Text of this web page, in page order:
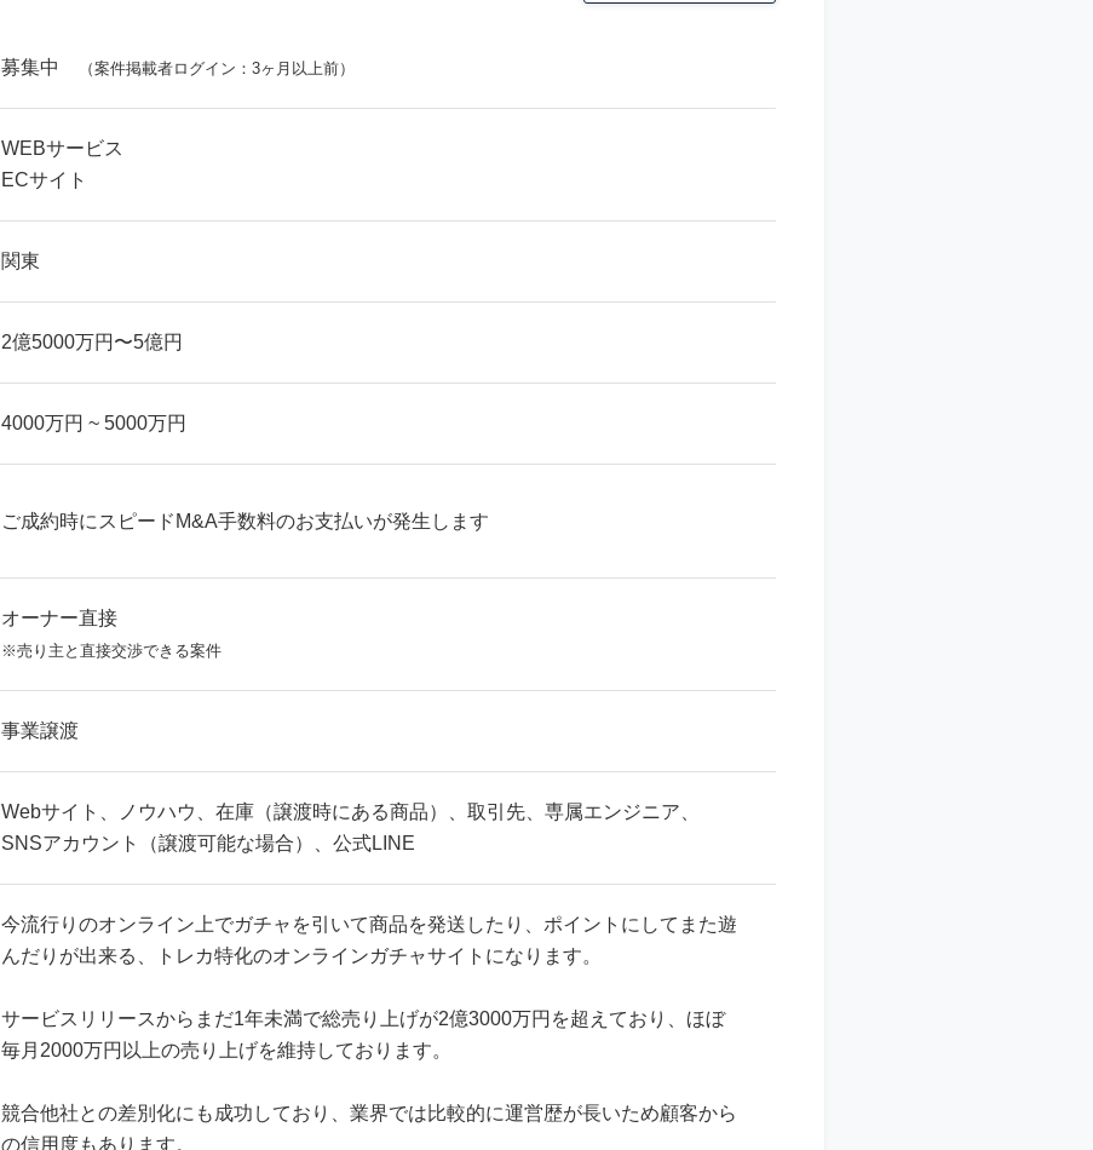
募集中 （案件掲載者ログイン：3ヶ月以上前）
WEBサービス
ECサイト
関東
2億5000万円〜5億円
4000万円 ~ 5000万円
ご成約時にスピードM&A手数料のお支払いが発生します
オーナー直接
※売り主と直接交渉できる案件
事業譲渡
Webサイト、ノウハウ、在庫（譲渡時にある商品）、取引先、専属エンジニア、
SNSアカウント（譲渡可能な場合）、公式LINE
今流行りのオンライン上でガチャを引いて商品を発送したり、ポイントにしてまた遊
んだりが出来る、トレカ特化のオンラインガチャサイトになります。
サービスリリースからまだ1年未満で総売り上げが2億3000万円を超えており、ほぼ
毎月2000万円以上の売り上げを維持しております。
競合他社との差別化にも成功しており、業界では比較的に運営歴が長いため顧客から
の信用度もあります。